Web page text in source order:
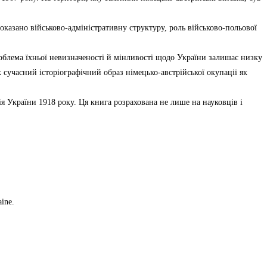
військово-адміністративну структуру, роль військово-польової
їхньої невизначеності й мінливості щодо України залишає низку
історіографічний образ німецько-австрійської окупації як
України 1918 року. Ця книга розрахована не лише на науковців і